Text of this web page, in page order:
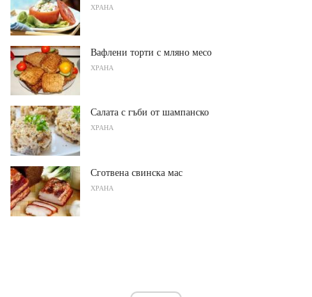
ХРАНА
Вафлени торти с мляно месо
ХРАНА
Салата с гъби от шампанско
ХРАНА
Сготвена свинска мас
ХРАНА